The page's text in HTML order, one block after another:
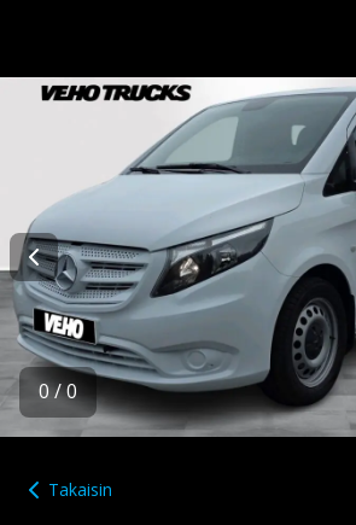
0/0
Takaisin